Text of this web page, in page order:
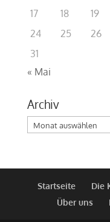
17
18 19
24
25 26
31
« Mai
Archiv
Archiv
Startseite Die
Über uns